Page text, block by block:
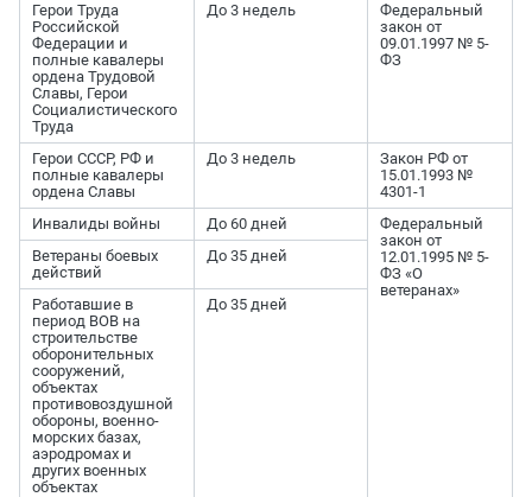
Герои Труда
Российской
Федерации и
полные кавалеры
ордена Трудовой
Славы, Герои
Социалистического
Труда
До 3 недель
Федеральный
закон от
09.01.1997 № 5-
ФЗ
Герои СССР, РФ и
полные кавалеры
ордена Славы
До 3 недель
Закон РФ от
15.01.1993 №
4301-1
Инвалиды войны
До 60 дней
Федеральный
закон от
12.01.1995 № 5-
ФЗ «О
ветеранах»
Ветераны боевых
действий
До 35 дней
Работавшие в
период ВОВ на
строительстве
оборонительных
сооружений,
объектах
противовоздушной
обороны, военно-
морских базах,
аэродромах и
других военных
объектах
До 35 дней